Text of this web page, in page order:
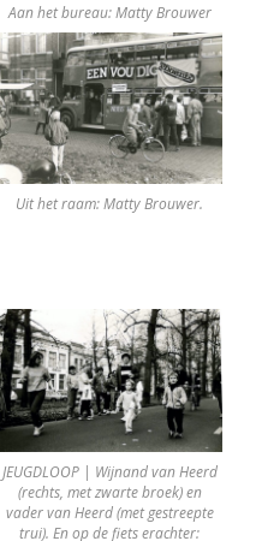
Aan het bureau: Matty Brouwer
Uit het raam: Matty Brouwer.
JEUGDLOOP | Wijnand van Heerd
(rechts, met zwarte broek) en
vader van Heerd (met gestreepte
trui). En op de fiets erachter: